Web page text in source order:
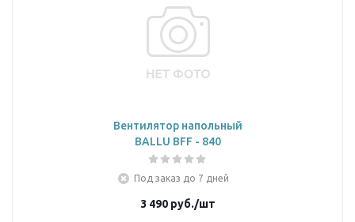
Вентилятор напольный
BALLU BFF - 840
Под заказ до 7 дней
3 490 руб./шт